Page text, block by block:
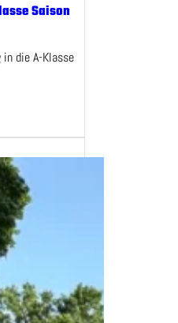
Saison
die A-Klasse